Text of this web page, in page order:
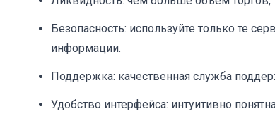
Безопасность: используйте только те
информации.
Поддержка: качественная служба
Удобство интерфейса: интуитивно